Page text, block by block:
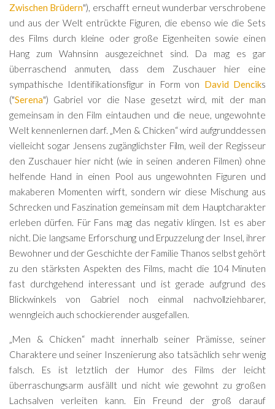
Zwischen Brüdern"), erschafft erneut wunderbar verschrobene
und aus der Welt entrückte Figuren, die ebenso wie die Sets
des Films durch kleine oder große Eigenheiten sowie einen
Hang zum Wahnsinn ausgezeichnet sind. Da mag es gar
überraschend anmuten, dass dem Zuschauer hier eine
sympathische Identifikationsfigur in Form von David Denciks
("Serena") Gabriel vor die Nase gesetzt wird, mit der man
gemeinsam in den Film eintauchen und die neue, ungewohnte
Welt kennenlernen darf. „Men & Chicken“ wird aufgrunddessen
vielleicht sogar Jensens zugänglichster Film, weil der Regisseur
den Zuschauer hier nicht (wie in seinen anderen Filmen) ohne
helfende Hand in einen Pool aus ungewohnten Figuren und
makaberen Momenten wirft, sondern wir diese Mischung aus
Schrecken und Faszination gemeinsam mit dem Hauptcharakter
erleben dürfen. Für Fans mag das negativ klingen. Ist es aber
nicht. Die langsame Erforschung und Erpuzzelung der Insel, ihrer
Bewohner und der Geschichte der Familie Thanos selbst gehört
zu den stärksten Aspekten des Films, macht die 104 Minuten
fast durchgehend interessant und ist gerade aufgrund des
Blickwinkels von Gabriel noch einmal nachvollziehbarer,
wenngleich auch schockierender ausgefallen.
„Men & Chicken“ macht innerhalb seiner Prämisse, seiner
Charaktere und seiner Inszenierung also tatsächlich sehr wenig
falsch. Es ist letztlich der Humor des Films der leicht
überraschungsarm ausfällt und nicht wie gewohnt zu großen
Lachsalven verleiten kann. Ein Freund der groß darauf